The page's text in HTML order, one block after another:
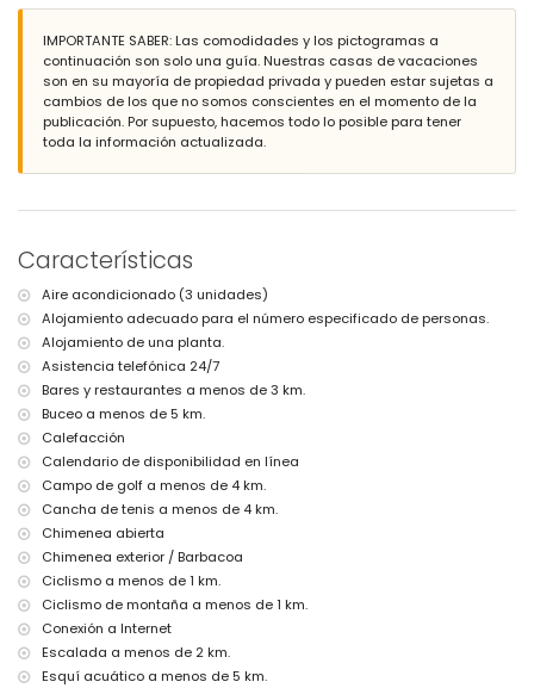
barbacoa
zona de estar al aire libre y zona de comedor al aire libre
espacio de aparcamiento cubierto privado
Más información
pueblo más cercano: Jávea (a menos de 5 kilómetros de la villa)
río o costa más cercano: Mediterráneo, Jávea (a menos de 5
playa más cercana: El Arenal, Jávea (a menos de 5 kilómetros de la
parque más cercano: Montgó, Jávea (a menos de 1000 metros de la
aeropuerto más cercano: Alicante (a menos de 100 kilómetros de la
villa)
segundo aeropuerto más cercano: Valencia (> 100 kilómetros)
no se permiten mascotas
El alojamiento es muy adecuado para familias con niños
Instalaciones y servicios incluidos en el precio del alquiler de la
villa
internet (WiFi)
plancha y tabla de planchar
ropa de cama y toallas
servicio de recepción y servicio de emergencia 24 horas
calefacción por aire y aire acondicionado
Instalaciones y servicios con coste extra
cama/cuna de bebé (bajo demanda)
Entretenimiento y actividades de ocio para sus vacaciones en
Jávea, Costa Blanca
IMPORTANTE SABER: Las comodidades y los pictogramas a
continuación son solo una guía. Nuestras casas de vacaciones
son en su mayoría de propiedad privada y pueden estar sujetas a
cambios de los que no somos conscientes en el momento de la
publicación. Por supuesto, hacemos todo lo posible para tener
toda la información actualizada.
Características
Aire acondicionado (3 unidades)
Alojamiento adecuado para el número especificado de personas.
Alojamiento de una planta.
Asistencia telefónica 24/7
Bares y restaurantes a menos de 3 km.
Buceo a menos de 5 km.
Calefacción
Calendario de disponibilidad en línea
Campo de golf a menos de 4 km.
Cancha de tenis a menos de 4 km.
Chimenea abierta
Chimenea exterior / Barbacoa
Ciclismo a menos de 1 km.
Ciclismo de montaña a menos de 1 km.
Conexión a Internet
Escalada a menos de 2 km.
Esquí acuático a menos de 5 km.